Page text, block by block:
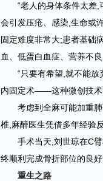
“老人的身体条件太差
会引发压疮、感染,生命或
固定难度非常大;患者基础
血、低蛋白血症、营养不
“只要有希望,就不能
内固定术——这种微创技术
考虑到全麻可能加重
椎,麻醉医生凭借多年经验
手术当天,刘世琼在C
终顺利完成骨折部位的良好
重生之路